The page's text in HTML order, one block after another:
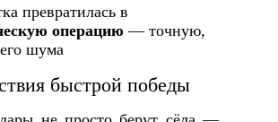
превратилась в
операцию — точную,
шума
быстрой победы